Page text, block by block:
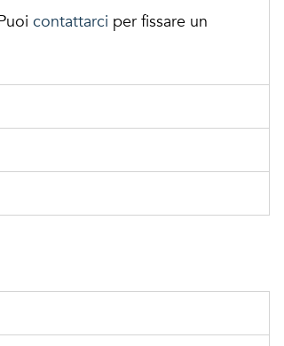
contattarci per fissare un